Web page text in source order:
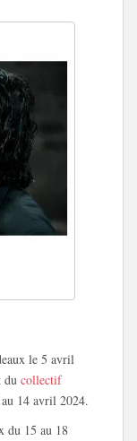
le 5 avril
du collectif
14 avril 2024.
du 15 au 18